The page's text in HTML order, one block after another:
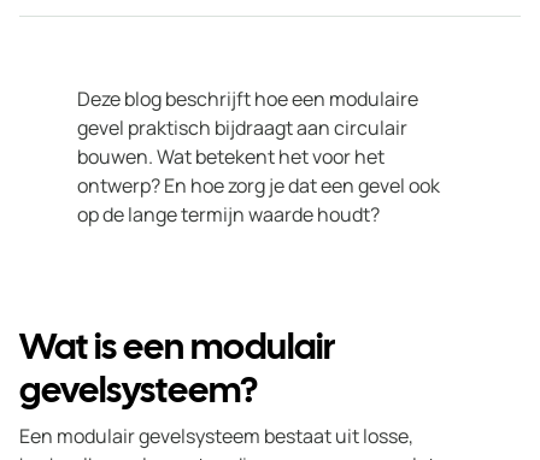
Deze blog beschrijft hoe een modulaire
gevel praktisch bijdraagt aan circulair
bouwen. Wat betekent het voor het
ontwerp? En hoe zorg je dat een gevel ook
op de lange termijn waarde houdt?
Wat is een modulair
gevelsysteem?
Een modulair gevelsysteem bestaat uit losse,